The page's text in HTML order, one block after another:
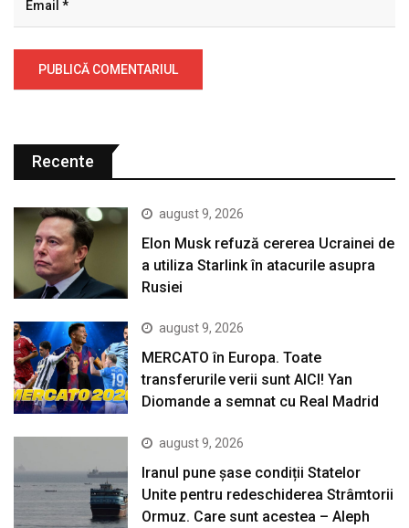
Recente
august 9, 2026
Elon Musk refuză cererea Ucrainei de
a utiliza Starlink în atacurile asupra
Rusiei
august 9, 2026
MERCATO în Europa. Toate
transferurile verii sunt AICI! Yan
Diomande a semnat cu Real Madrid
august 9, 2026
Iranul pune șase condiții Statelor
Unite pentru redeschiderea Strâmtorii
Ormuz. Care sunt acestea – Aleph